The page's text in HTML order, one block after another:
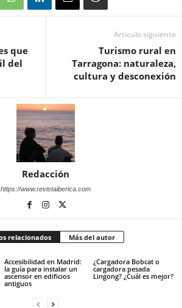
que
del
Artículo siguiente
Turismo rural en
Tarragona: naturaleza,
cultura y desconexión
Redacción
https://www.revistaiberica.com
relacionados Más del autor
Accesibilidad en Madrid:
la guía para instalar un
ascensor en edificios
antiguos
¿Cargadora Bobcat o
cargadora pesada
Lingong? ¿Cuál es mejor?